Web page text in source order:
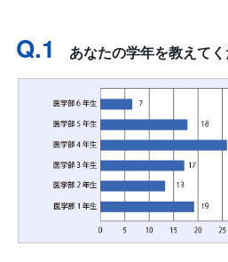
Q.1 あなたの学年を教えてく